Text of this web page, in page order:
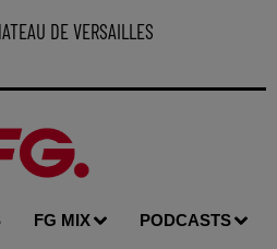
DE VERSAILLES
FG MIX PODCASTS